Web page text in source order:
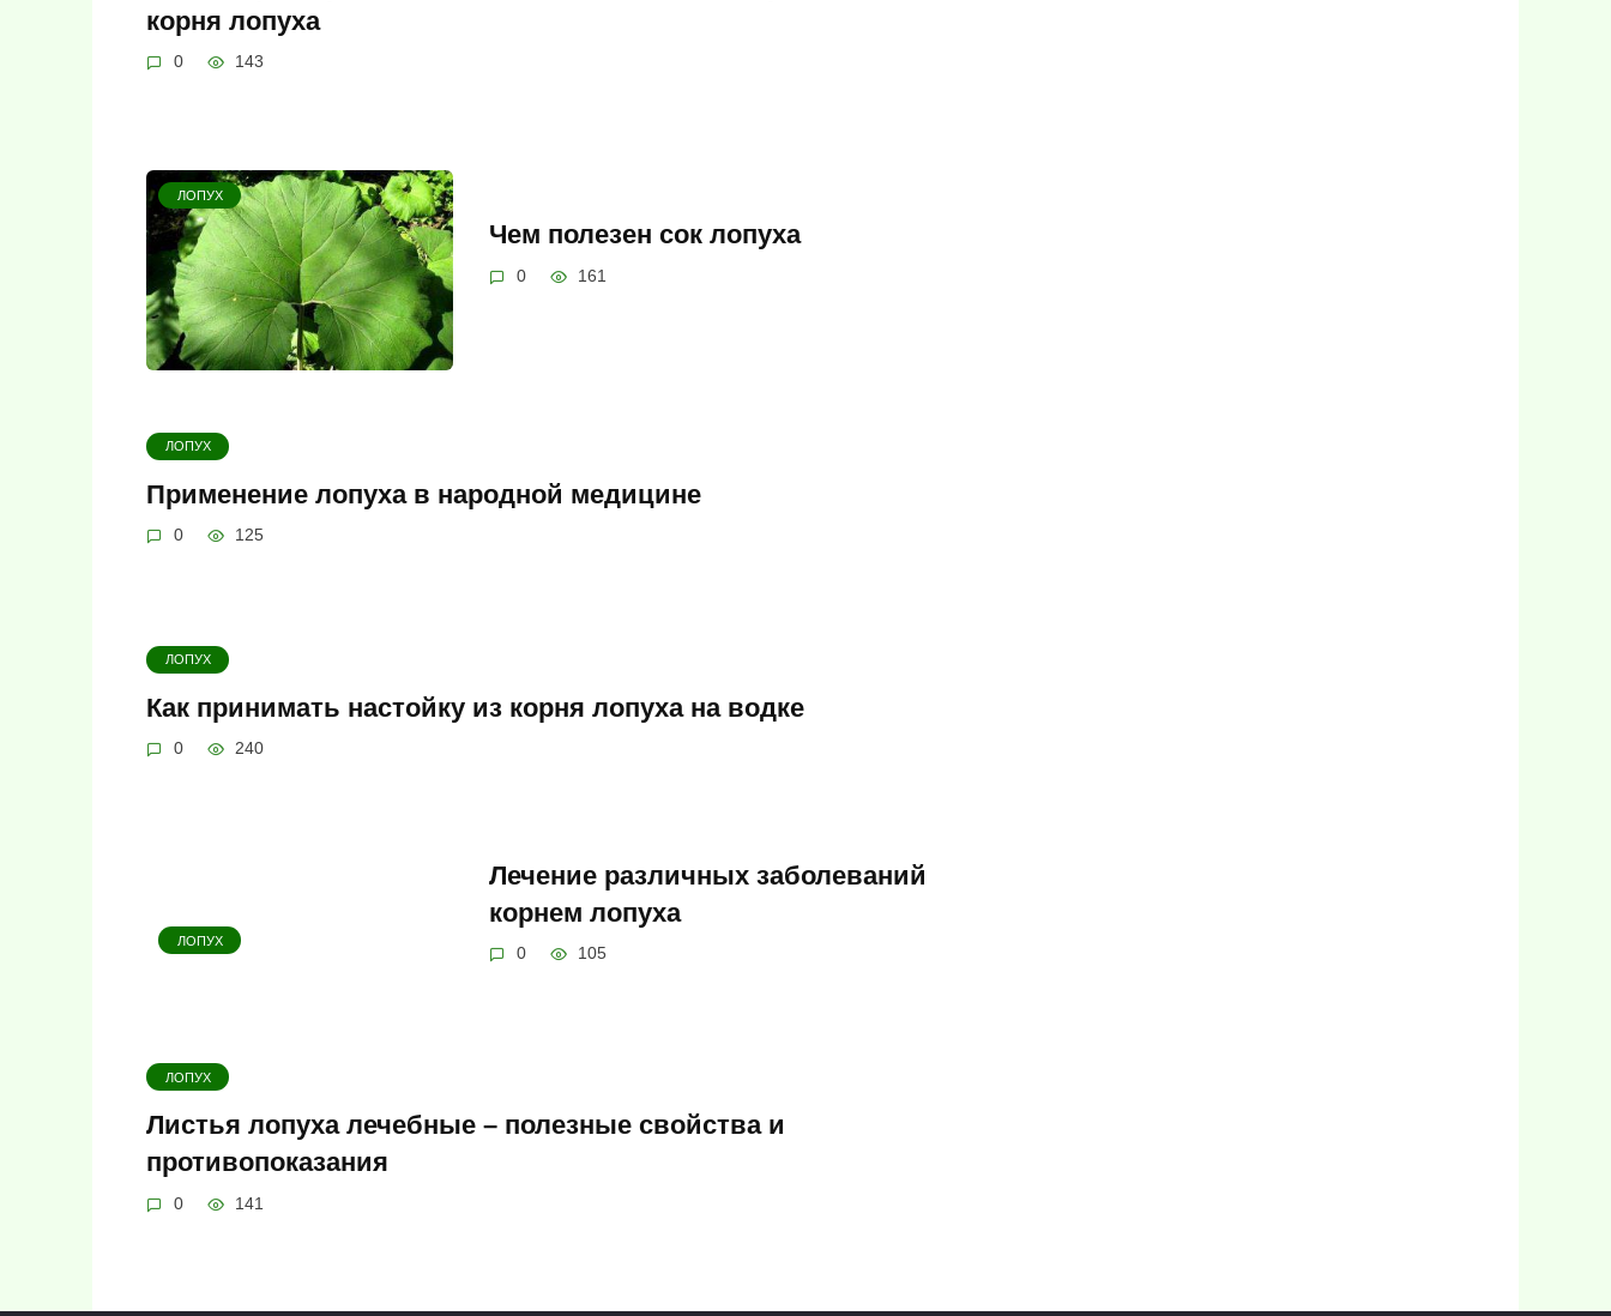
корня лопуха
0 143
ЛОПУХ
Чем полезен сок лопуха
0 161
ЛОПУХ
Применение лопуха в народной медицине
0 125
ЛОПУХ
Как принимать настойку из корня лопуха на водке
0 240
ЛОПУХ
Лечение различных заболеваний
корнем лопуха
0 105
ЛОПУХ
Листья лопуха лечебные – полезные свойства и
противопоказания
0 141